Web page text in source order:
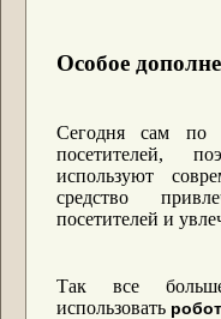
Особое
Сегодня сам по
посетителей,
используют
средство
посетителей и
Так все
использовать